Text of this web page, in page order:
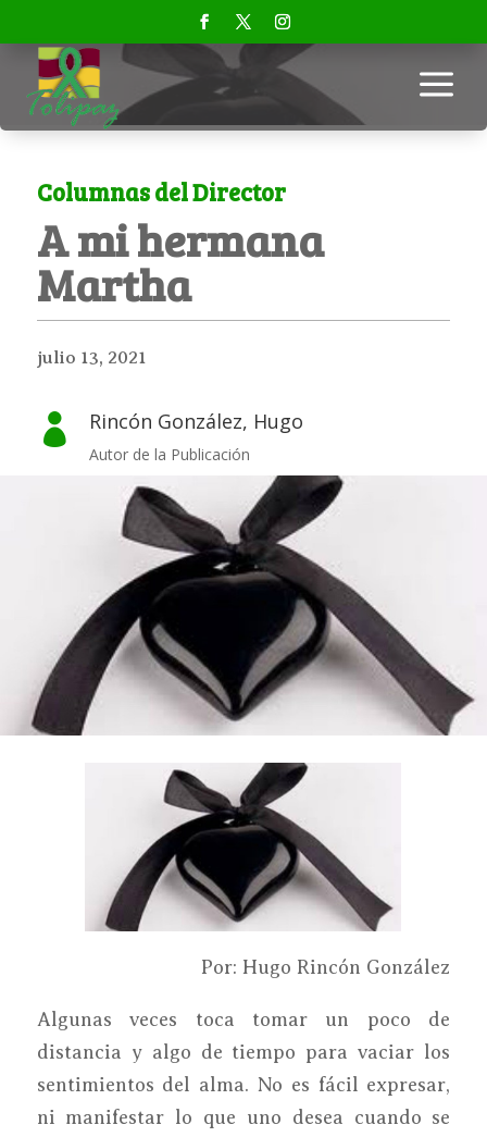
a
Columnas del Director
A mi hermana
Martha
julio 13, 2021
 Rincón González, Hugo
Autor de la Publicación
Por: Hugo Rincón González
Algunas veces toca tomar un poco de
distancia y algo de tiempo para vaciar los
sentimientos del alma. No es fácil expresar,
ni manifestar lo que uno desea cuando se